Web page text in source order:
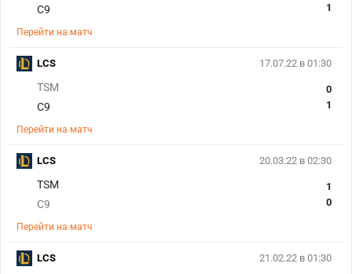
C9
1
Перейти на матч
17.07.22 в 01:30
TSM
C9
0
1
Перейти на матч
LCS
20.03.22 в 02:30
TSM
C9
1
0
Перейти на матч
LCS
21.02.22 в 01:30
LCS